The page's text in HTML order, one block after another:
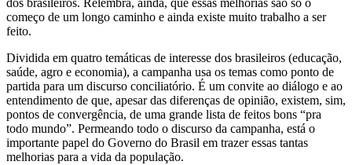
dos brasileiros. Relembra, ainda, que essas melhorias são só o
começo de um longo caminho e ainda existe muito trabalho a ser
feito.
Dividida em quatro temáticas de interesse dos brasileiros (educação,
saúde, agro e economia), a campanha usa os temas como ponto de
partida para um discurso conciliatório. É um convite ao diálogo e ao
entendimento de que, apesar das diferenças de opinião, existem, sim,
pontos de convergência, de uma grande lista de feitos bons “pra
todo mundo”. Permeando todo o discurso da campanha, está o
importante papel do Governo do Brasil em trazer essas tantas
melhorias para a vida da população.